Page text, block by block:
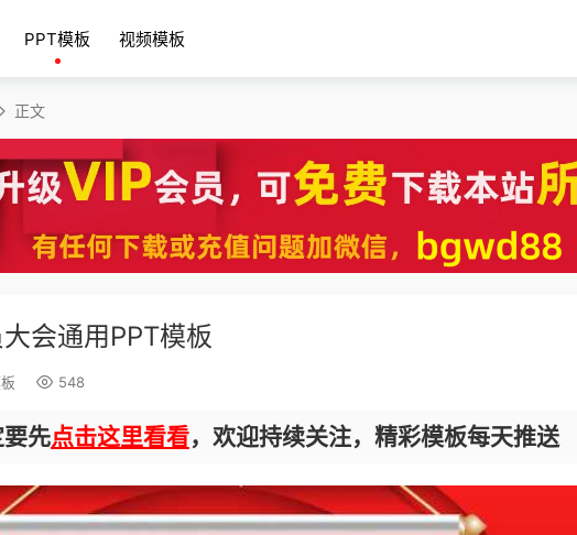
PPT模板 视频模板
正文
会通用PPT模板
548
先点击这里看看，欢迎持续关注，精彩模板每天推送